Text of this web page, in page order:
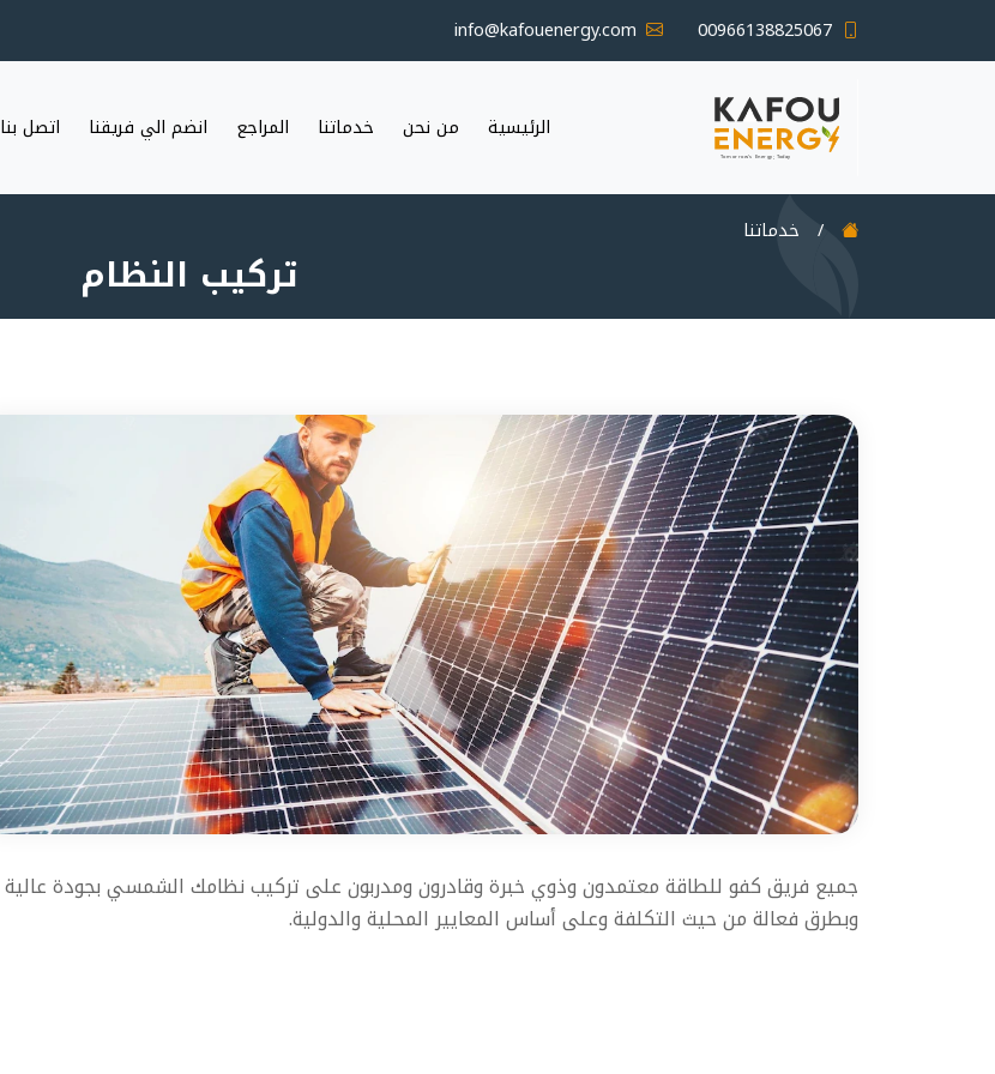
00966138825067
info@kafouenergy.com
الرئيسية من نحن خدماتنا المراجع انضم الي فريقنا اتصل بنا
/ خدماتنا
تركيب النظام
جميع فريق كفو للطاقة معتمدون وذوي خبرة وقادرون ومدربون على تركيب نظامك الشمسي بجودة عالية
وبطرق فعالة من حيث التكلفة وعلى أساس المعايير المحلية والدولية.